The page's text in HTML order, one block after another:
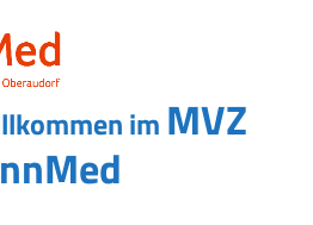
im MVZ